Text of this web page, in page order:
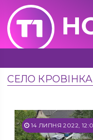
СЕЛО
14 ЛИПНЯ 2022,